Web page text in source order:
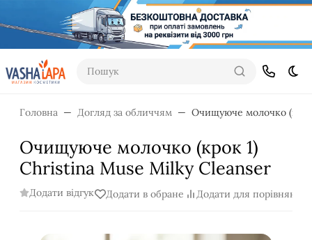
Пошук
Головна Догляд за обличчям Очищуюче молочко
Очищуюче молочко (крок 1)
Christina Muse Milky Cleanser
Додати відгук Додати в обране Додати для порівняння